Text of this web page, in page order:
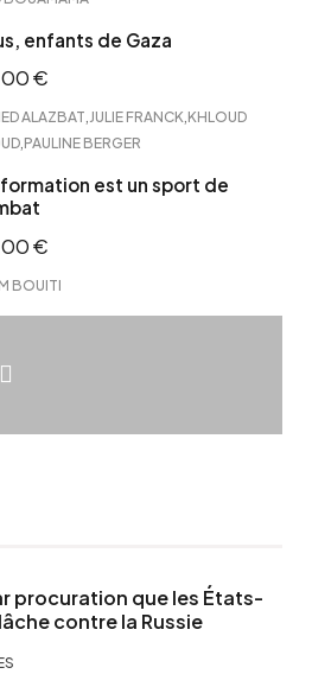
enfants de Gaza
€
ALAZBAT JULIE FRANCK KHLOUD
PAULINE BERGER
est un sport de
€
BOUITI
procuration que les États-
contre la Russie